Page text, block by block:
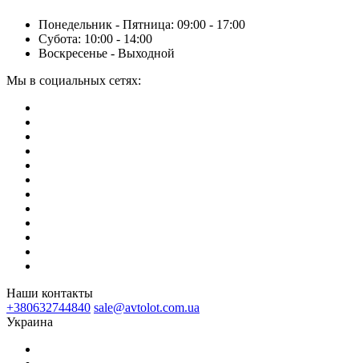
Понедельник - Пятница: 09:00 - 17:00
Субота: 10:00 - 14:00
Воскресенье - Выходной
Мы в социальных сетях:
Наши контакты
+380632744840 sale@avtolot.com.ua
Украина